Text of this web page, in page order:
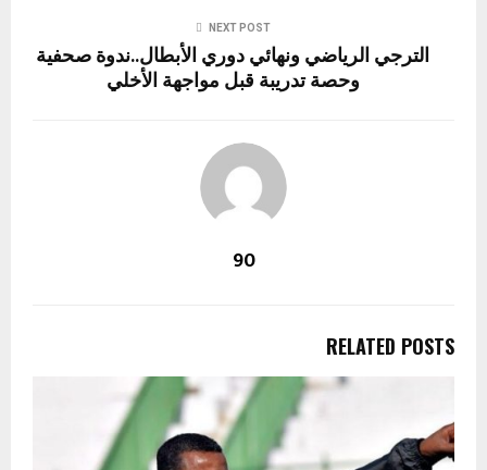
NEXT POST
الترجي الرياضي ونهائي دوري الأبطال..ندوة صحفية
وحصة تدريبة قبل مواجهة الأخلي
90
RELATED POSTS